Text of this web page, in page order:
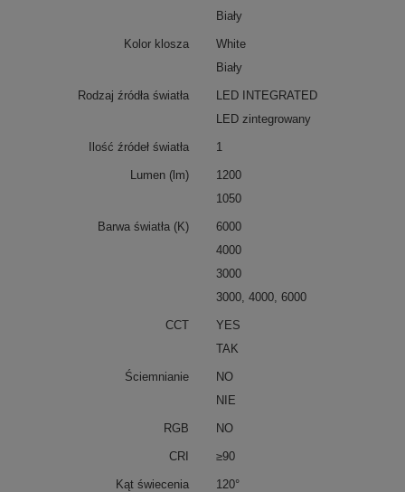
Biały
Kolor klosza
White
Biały
Rodzaj źródła światła
LED INTEGRATED
LED zintegrowany
Ilość źródeł światła 1
Lumen (lm)
1200
1050
Barwa światła (K)
6000
4000
3000
3000, 4000, 6000
CCT
YES
TAK
Ściemnianie
NO
NIE
RGB NO
CRI ≥90
Kąt świecenia 120°